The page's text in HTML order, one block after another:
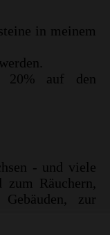
in meinem
20% auf den
- und viele
zum Räuchern,
zur